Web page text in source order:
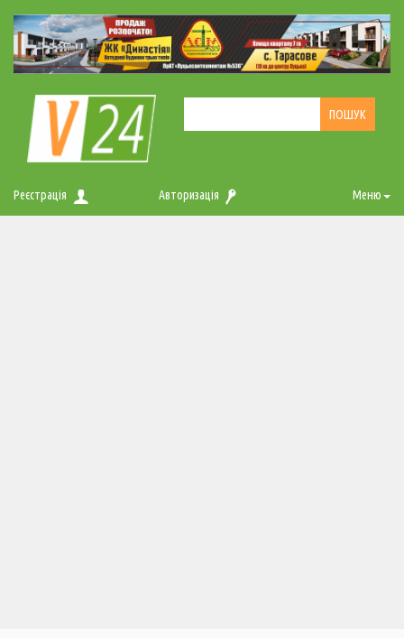
Реєстрація Авторизація Меню